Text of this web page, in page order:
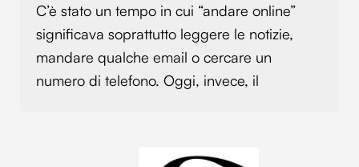
C’è stato un tempo in cui “andare online”
significava soprattutto leggere le notizie,
mandare qualche email o cercare un
numero di telefono. Oggi, invece, il